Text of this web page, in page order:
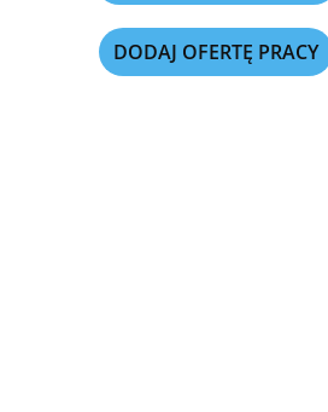
DODAJ OFERTĘ PRACY